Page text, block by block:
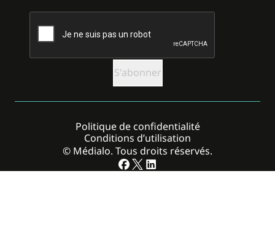
CAPTCHA
© Médialo. Tous droits réservés.
Politique de confidentialité
Conditions d’utilisation